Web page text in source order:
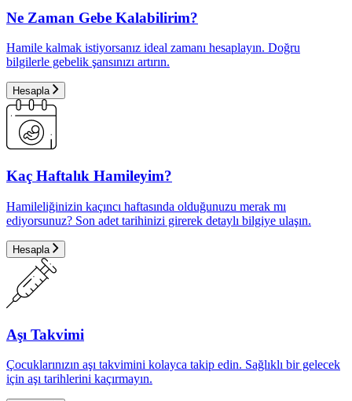
Ne Zaman Gebe Kalabilirim?
Hamile kalmak istiyorsanız ideal zamanı hesaplayın. Doğru
bilgilerle gebelik şansınızı artırın.
Hesapla
Kaç Haftalık Hamileyim?
Hamileliğinizin kaçıncı haftasında olduğunuzu merak mı
ediyorsunuz? Son adet tarihinizi girerek detaylı bilgiye ulaşın.
Hesapla
Aşı Takvimi
Çocuklarınızın aşı takvimini kolayca takip edin. Sağlıklı bir gelecek
için aşı tarihlerini kaçırmayın.